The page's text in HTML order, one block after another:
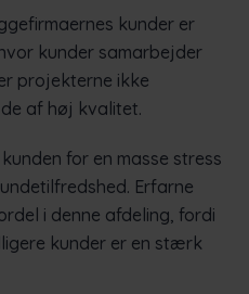
kunder er
kunder samarbejder
projekterne ikke
af høj kvalitet.
for en masse stress
Erfarne
i denne afdeling, fordi
kunder er en stærk